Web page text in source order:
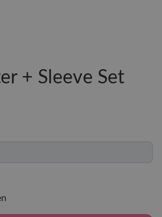
+ Sleeve Set